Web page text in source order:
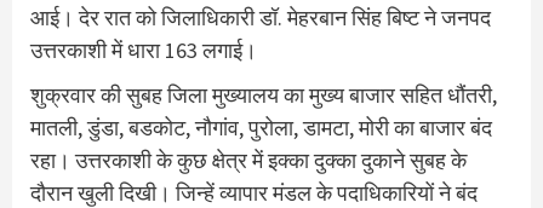
आई। देर रात को जिलाधिकारी डॉ. मेहरबान सिंह बिष्ट ने जनपद
उत्तरकाशी में धारा 163 लगाई।
शुक्रवार की सुबह जिला मुख्यालय का मुख्य बाजार सहित धौंतरी,
मातली, डुंडा, बडकोट, नौगांव, पुरोला, डामटा, मोरी का बाजार बंद
रहा। उत्तरकाशी के कुछ क्षेत्र में इक्का दुक्का दुकाने सुबह के
दौरान खुली दिखी। जिन्हें व्यापार मंडल के पदाधिकारियों ने बंद